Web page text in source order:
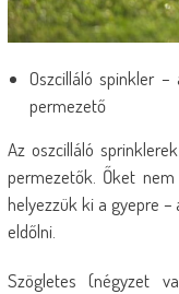
Oszcilláló spinkler
permezető
Az oszcilláló
permezetők. Őket
helyezzük ki a gyepre
eldőlni.
Szögletes (négyzet